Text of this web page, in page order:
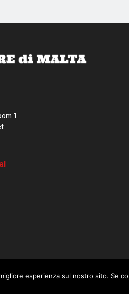
1
/ Fortissimo Ltd
website you are giving consent to
esperienza sul nostro sito. Se